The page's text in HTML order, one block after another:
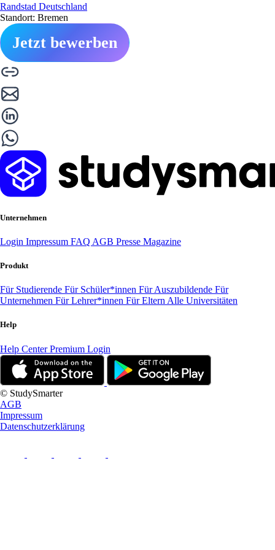
Randstad Deutschland
Standort: Bremen
Jetzt bewerben
Unternehmen
Login Impressum FAQ AGB Presse Magazine
Produkt
Für Studierende Für Schüler*innen Für Auszubildende Für
Unternehmen Für Lehrer*innen Für Eltern Alle Universitäten
Help
Help CenterPremium Login
© StudySmarter
AGB
Impressum
Datenschutzerklärung